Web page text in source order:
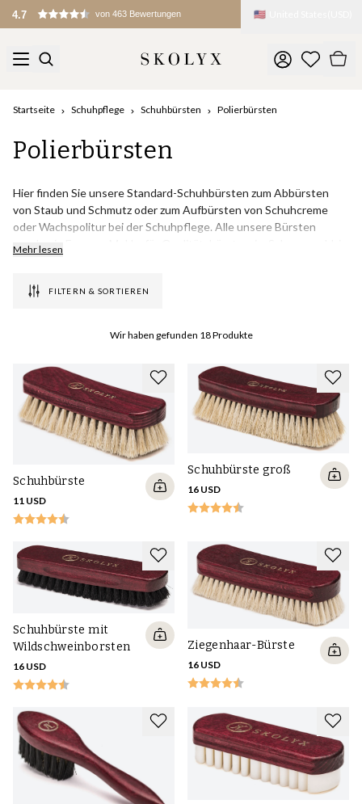
4.7 von 463 Bewertungen 🇺🇸
Startseite Schuhpflege Schuhbürsten Polierbürsten
Polierbürsten
Hier finden Sie unsere Standard-Schuhbürsten zum Abbürsten
von Staub und Schmutz oder zum Aufbürsten von Schuhcreme
oder Wachspolitur bei der Schuhpflege. Alle unsere Bürsten
werden in Europas Mekka für Qualitätsbürsten, im Schwarzwald, in
Pinselstiele aus gebeiztem Buchenholz aus heimischen Wäldern
Bürsten von z. B. Saphir.
Mehr lesen
FILTERN & SORTIEREN
Wir haben gefunden 18Produkte
Schuhbürste
11 USD
Schuhbürste groß
16 USD
Schuhbürste mit
Wildschweinborsten
16 USD
Ziegenhaar-Bürste
16 USD